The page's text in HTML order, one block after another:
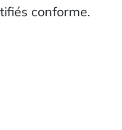
conforme.